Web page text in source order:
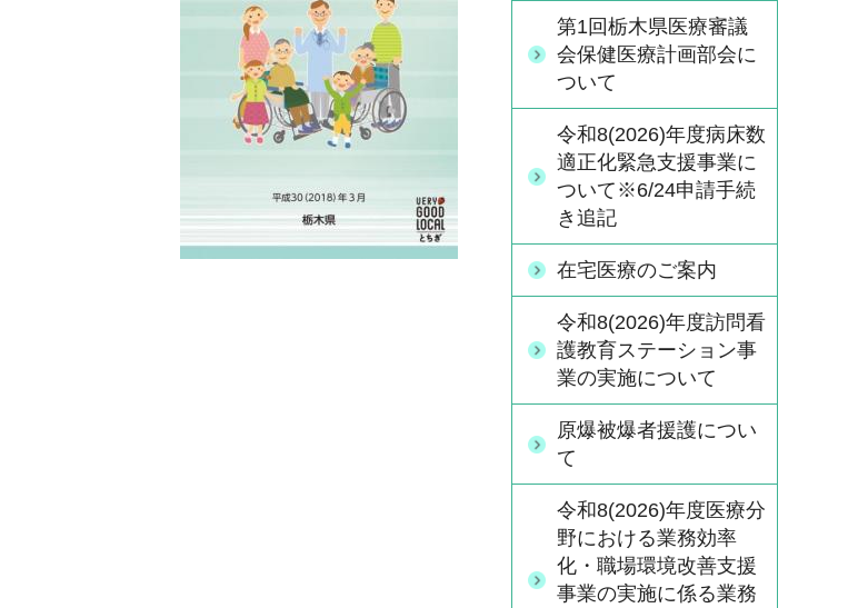
第1回栃木県医療審議
会保健医療計画部会に
ついて
令和8(2026)年度病床数
適正化緊急支援事業に
ついて※6/24申請手続
き追記
在宅医療のご案内
令和8(2026)年度訪問看
護教育ステーション事
業の実施について
原爆被爆者援護につい
て
令和8(2026)年度医療分
野における業務効率
化・職場環境改善支援
事業の実施に係る業務